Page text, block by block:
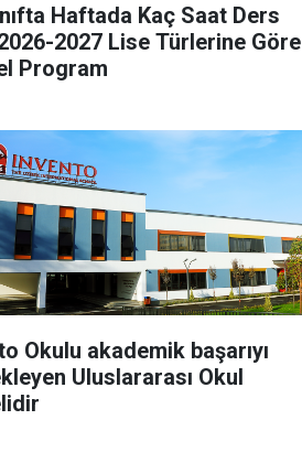
Haftada Kaç Saat Ders
2027 Lise Türlerine Göre
Program
Okulu akademik başarıyı
Uluslararası Okul